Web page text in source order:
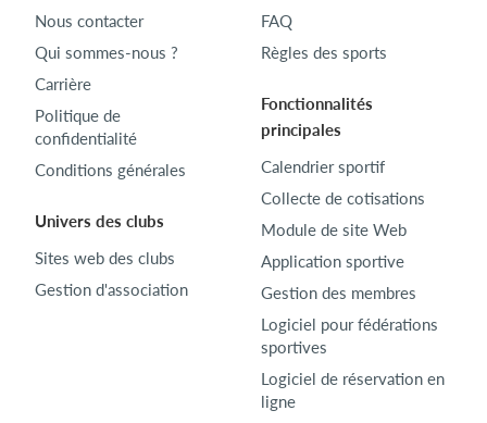
Nous contacter
Qui sommes-nous ?
Carrière
Politique de
confidentialité
Conditions générales
Univers des clubs
Sites web des clubs
Gestion d'association
FAQ
Règles des sports
Fonctionnalités
principales
Calendrier sportif
Collecte de cotisations
Module de site Web
Application sportive
Gestion des membres
Logiciel pour fédérations
sportives
Logiciel de réservation en
ligne